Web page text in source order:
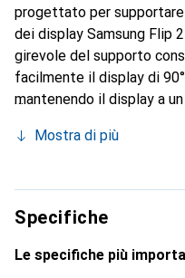
progettato per
dei display Samsung Flip
girevole del supporto
facilmente il display di
mantenendo il display a
di scrittura naturalmente
Mostra di più
Specifiche
Le specifiche più